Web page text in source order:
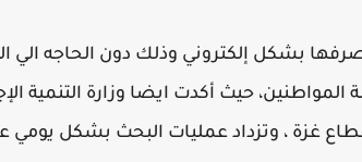
يتم صرفها بشكل إلكتروني وذلك دون الحاجه
حيث أكدت ايضا وزارة التنمية
غزة ، وتزداد عمليات البحث بشكل يومي